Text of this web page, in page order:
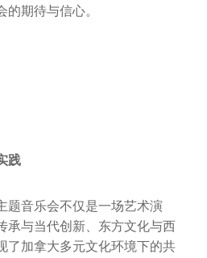
期待与信心。
践
题音乐会不仅是一场艺术演
承与当代创新、东方文化与西
了加拿大多元文化环境下的共